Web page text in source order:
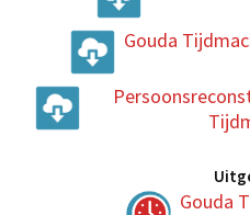
Gouda
Gouda